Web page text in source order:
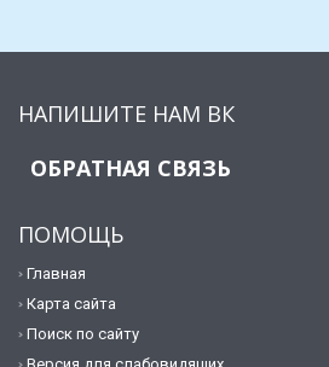
НАПИШИТЕ НАМ ВК
ОБРАТНАЯ СВЯЗЬ
ПОМОЩЬ
Главная
Карта сайта
Поиск по сайту